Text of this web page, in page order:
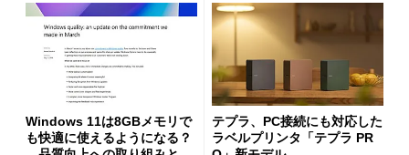
Windows 11は8GBメモリで
も快適に使えるようになる？
テプラ、PC接続にも対応した
ラベルプリンタ「テプラ PR